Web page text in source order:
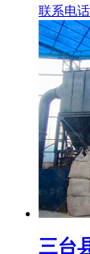
联系电话
三台